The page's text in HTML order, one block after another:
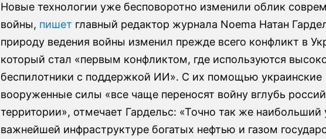
Новые технологии уже бесповоротно изменили облик
войны, пишет главный редактор журнала Noema Натан
природу ведения войны изменил прежде всего конфликт в
который стал «первым конфликтом, где используются
беспилотники с поддержкой ИИ». С их помощью украинские
вооруженные силы «все чаще переносят войну вглубь
территории», отмечает Гардельс: «Точно так же
важнейшей инфраструктуре богатых нефтью и газом